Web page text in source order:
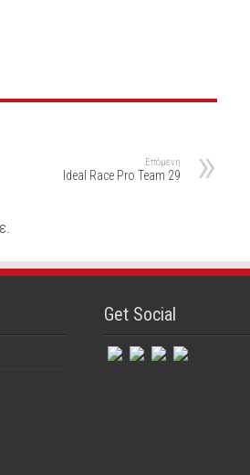
Επόμενη
Ideal Race Pro Team 29
Get Social